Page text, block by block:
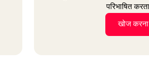
परिभाषित
खोज करना